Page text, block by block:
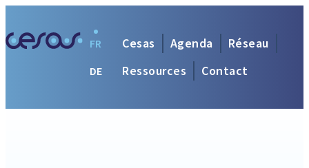
Cesas Agenda
Réseau
Ressources
Contact
FR
DE